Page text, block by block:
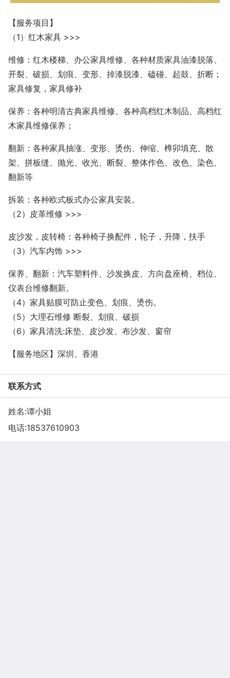
【服务项目】
（1）红木家具 >>>
维修：红木楼梯、办公家具维修、各种材质家具油漆脱落、
开裂、破损、划痕、变形、掉漆脱漆、磕碰、起鼓、折断；
家具修复，家具修补
保养：各种明清古典家具维修、各种高档红木制品、高档红
木家具维修保养；
翻新：各种家具抽涨、变形、烫伤、伸缩、榫卯填充、散
架、拼板缝、抛光、收光、断裂、整体作色、改色、染色、
翻新等
拆装：各种欧式板式办公家具安装。
（2）皮革维修 >>>
皮沙发，皮转椅：各种椅子换配件，轮子，升降，扶手
（3）汽车内饰 >>>
保养、翻新：汽车塑料件、沙发换皮、方向盘座椅、档位、
仪表台维修翻新。
（4）家具贴膜可防止变色、划痕、烫伤。
（5）大理石维修 断裂、划痕、破损
（6）家具清洗:床垫、皮沙发、布沙发、窗帘
【服务地区】深圳、香港
联系方式
姓名:谭小姐
电话:18537610903